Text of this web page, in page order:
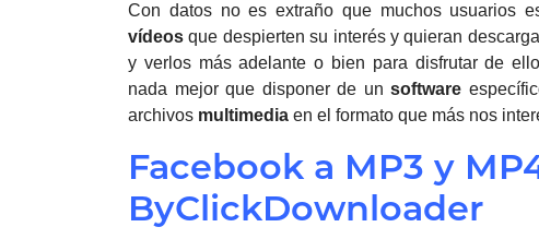
Con datos no es extraño que muchos usuarios
vídeos que despierten su interés y quieran
y verlos más adelante o bien para disfrutar de
nada mejor que disponer de un software
archivos multimedia en el formato que más nos
Facebook a MP3 y
ByClickDownloader